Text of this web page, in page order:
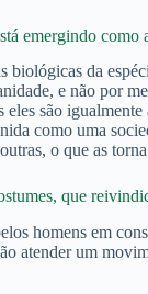
emergindo
da
e não por
são
como uma
o que as
que
homens em
atender um